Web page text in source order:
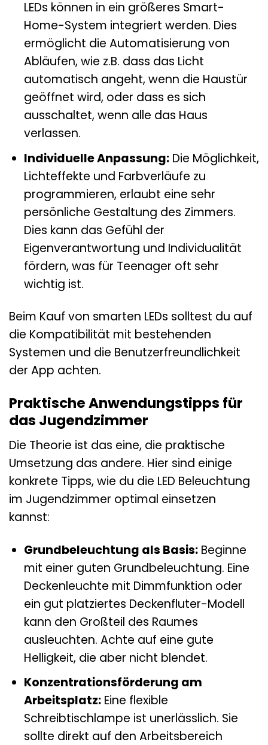
LEDs können in ein größeres Smart-
Home-System integriert werden. Dies
ermöglicht die Automatisierung von
Abläufen, wie z.B. dass das Licht
automatisch angeht, wenn die Haustür
geöffnet wird, oder dass es sich
ausschaltet, wenn alle das Haus
verlassen.
Individuelle Anpassung:Die Möglichkeit,
Lichteffekte und Farbverläufe zu
programmieren, erlaubt eine sehr
persönliche Gestaltung des Zimmers.
Dies kann das Gefühl der
Eigenverantwortung und Individualität
fördern, was für Teenager oft sehr
wichtig ist.
Beim Kauf von smarten LEDs solltest du auf
die Kompatibilität mit bestehenden
Systemen und die Benutzerfreundlichkeit
der App achten.
Praktische Anwendungstipps für
das Jugendzimmer
Die Theorie ist das eine, die praktische
Umsetzung das andere. Hier sind einige
konkrete Tipps, wie du die LED Beleuchtung
im Jugendzimmer optimal einsetzen
kannst:
Grundbeleuchtung als Basis:Beginne
mit einer guten Grundbeleuchtung. Eine
Deckenleuchte mit Dimmfunktion oder
ein gut platziertes Deckenfluter-Modell
kann den Großteil des Raumes
ausleuchten. Achte auf eine gute
Helligkeit, die aber nicht blendet.
Konzentrationsförderung am
Arbeitsplatz:Eine flexible
Schreibtischlampe ist unerlässlich. Sie
sollte direkt auf den Arbeitsbereich